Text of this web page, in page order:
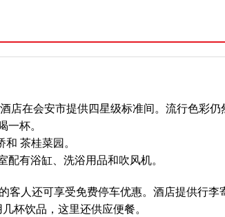
在会安市提供四星级标准间。流行色彩
杯。
茶桂菜园。
有浴缸、洗浴用品和吹风机。
人还可享受免费停车优惠。酒店提供行李
杯饮品，这里还供应便餐。